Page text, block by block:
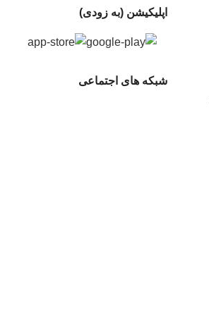
اپلیکیشن (به زودی)
شبکه های اجتماعی